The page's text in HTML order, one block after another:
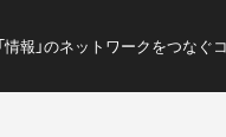
「情報」のネットワークをつな